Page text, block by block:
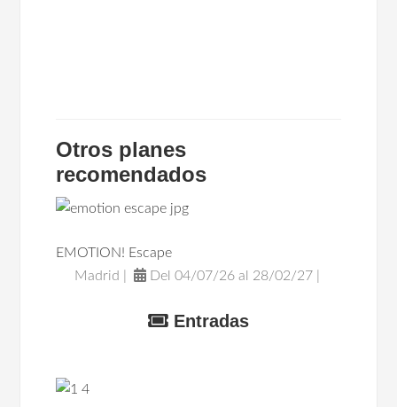
Otros planes
recomendados
EMOTION! Escape
Madrid |
Del 04/07/26 al 28/02/27 |
Entradas